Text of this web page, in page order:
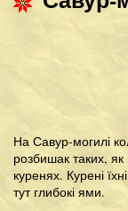
На Савур-могилі
розбишак таких,
куренях. Курені
тут глибокі ями.